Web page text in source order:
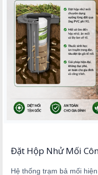
Đặt Hộp Nhử Mối
Hệ thống trạm bả mối